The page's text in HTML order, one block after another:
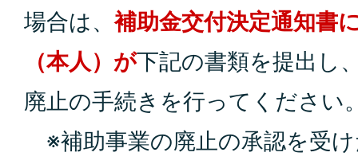
場合は、補助金交付決定通知書
（本人）が下記の書類を提出し
廃止の手続きを行ってください
※補助事業の廃止の承認を受